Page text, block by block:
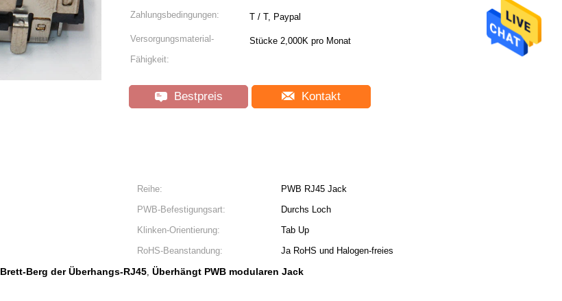
Zahlungsbedingungen: T / T, Paypal
Versorgungsmaterial-
Fähigkeit:
Stücke 2,000K pro Monat
Bestpreis Kontakt
Reihe:
PWB RJ45 Jack
PWB-Befestigungsart:
Durchs Loch
Klinken-Orientierung:
Tab Up
RoHS-Beanstandung:
Ja RoHS und Halogen-freies
Brett-Berg der Überhangs-RJ45, Überhängt PWB modularen Jack